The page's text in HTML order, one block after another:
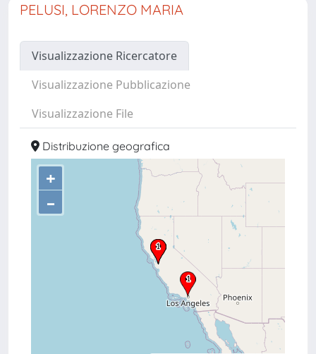
PELUSI, LORENZO MARIA
Visualizzazione Ricercatore
Visualizzazione Pubblicazione
Visualizzazione File
Distribuzione geografica
+
–